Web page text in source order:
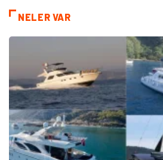
NELER VAR